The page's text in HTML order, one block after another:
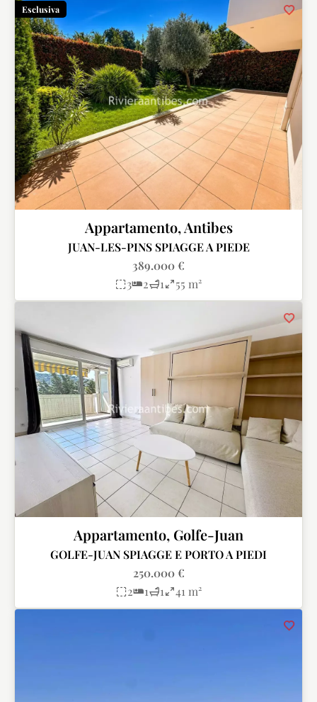
Esclusiva
Appartamento, Antibes
JUAN-LES-PINS SPIAGGE A PIEDE
389.000 €
3
2 1 55 m²
Appartamento, Golfe-Juan
GOLFE-JUAN SPIAGGE E PORTO A PIEDI
250.000 €
2
1 1 41 m²